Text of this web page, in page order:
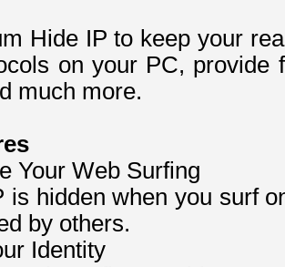
Hide IP to keep your
on your PC,
much more.
Your Web Surfing
is hidden when you surf
by others.
Identity